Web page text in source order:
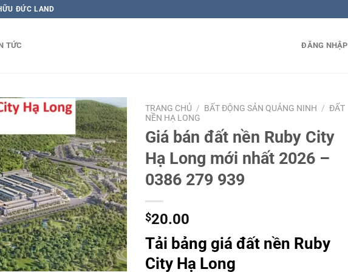
ĐỨC LAND
TỨC ĐĂNG NHẬP
TRANG CHỦ / BẤT ĐỘNG SẢN QUẢNG NINH / ĐẤT
NỀN HẠ LONG
Giá bán đất nền Ruby City
Hạ Long mới nhất 2026 –
0386 279 939
$20.00
Tải bảng giá đất nền Ruby
City Hạ Long